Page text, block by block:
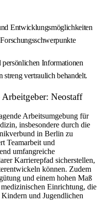
Entwicklungsmöglichkeiten
Informationen
streng vertraulich behandelt.
Neostaff
Arbeitsumgebung für
insbesondere durch die
in Berlin zu
Teamarbeit und
umfangreiche
Karrierepfad sicherstellen,
können. Zudem
und einem hohen Maß
Einrichtung, die
und Jugendlichen